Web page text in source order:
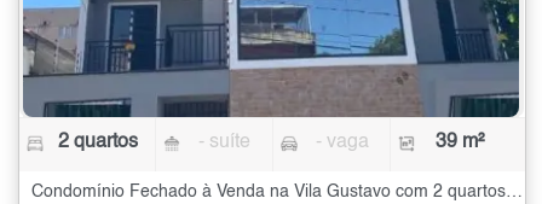
2 quartos - suíte - vaga 39 m²
Condomínio Fechado à Venda na Vila Gustavo com 2 quartos - 39 m²